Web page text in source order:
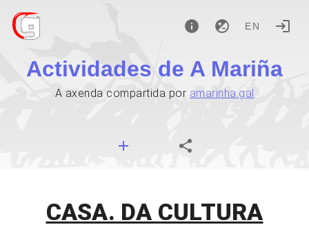
EN
Actividades de A Mariña
A axenda compartida por amarinha.gal
CASA. DA CULTURA